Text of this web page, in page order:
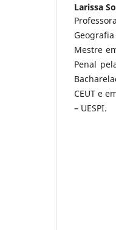
Larissa
Mestre
Penal
CEUT e
– UESPI.